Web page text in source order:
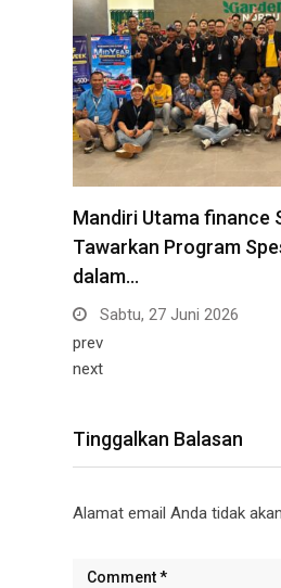
Mandiri Utama finance
Tawarkan Program
dalam…
Sabtu, 27 Juni 2026
prev
next
Tinggalkan Balasan
Alamat email Anda tidak